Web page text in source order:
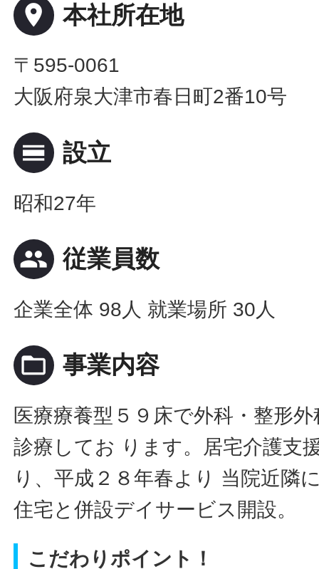
place 本社所在地
〒595-0061
大阪府泉大津市春日町2番10号
calendar_view_day 設立
昭和27年
people 従業員数
企業全体 98人 就業場所 30人
folder_open 事業内容
医療療養型５９床で外科・整形
診療してお ります。居宅介護支
り、平成２８年春より 当院近隣
住宅と併設デイサービス開設。
こだわりポイント！